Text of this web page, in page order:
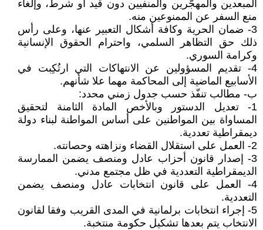
المبعدين والمهجّرين والمنفيين دون قيد أو شرط، وإلغاء
منع السفر عن الممنوعين منه.
3- ضمان الحرية وكافة أشكال التعبير عنها، وعلى رأس
ذلك حق التظاهر السلمي، واحترام الحقوق الإنسانية
وكرامة السوري.
4- تقديم المسؤولين عن الانتهاكات التي ارتُكِبت في
الأسابيع الماضية إلى المحاكمة مهما علا شأنهم.
ب- مطالب تنفّذ حسب جدول زمني محدد:
1- تعديل الدستور وبالأخص المادة الثامنة لتحقيق
المساواة بين المواطنين على أساس المواطنة لبناء دولة
ديمقراطية تعددية.
2- العمل على استقلال القضاء ونزاهته وحصانته.
3- إصدار قانون أحزاب عادل ومنصف يضمن الممارسة
الديمقراطية التعددية في ظل مجتمع مدني.
4- العمل على قانون انتخابات عادل ومنصف يضمن
التعددية.
5- إجراء انتخابات برلمانية في المدى القريب وفقا لقانون
الانتخاب يتم بعدها تشكيل حكومة منتخبة.